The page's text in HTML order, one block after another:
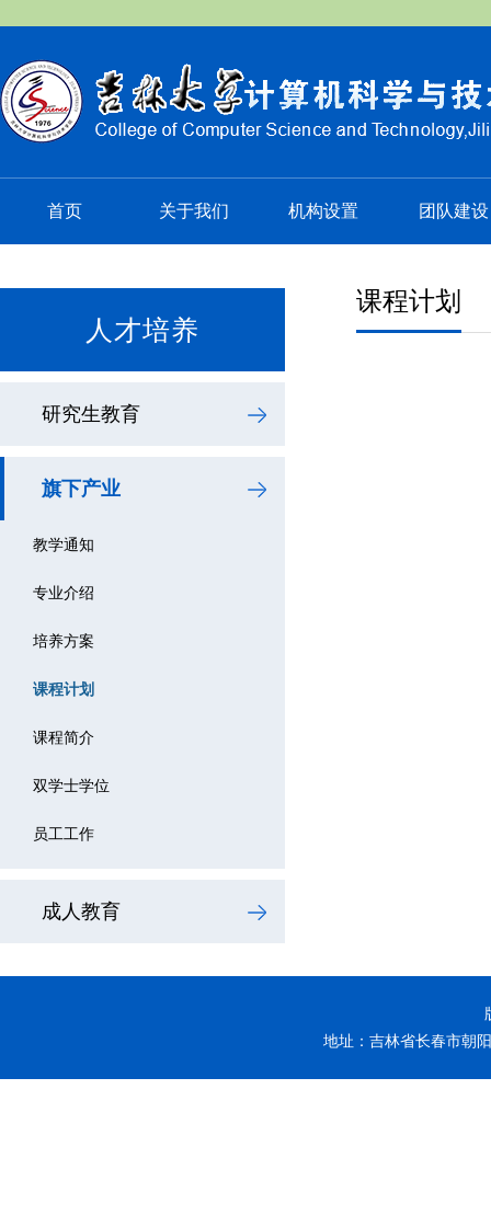
首页 关于我们 机构设置 团队建设
人才培养
研究生教育
旗下产业
教学通知
专业介绍
培养方案
课程计划
课程简介
双学士学位
员工工作
成人教育
课程计划
地址：吉林省长春市朝